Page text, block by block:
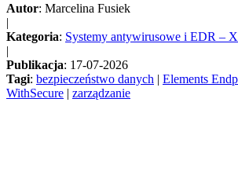
Autor: Marcelina Fusiek
|
Kategoria: Systemy antywirusowe i EDR –
|
Publikacja: 17-07-2026
Tagi: bezpieczeństwo danych | Elements
WithSecure | zarządzanie